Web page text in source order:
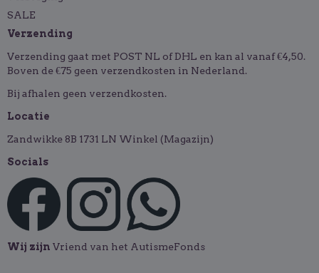
SALE
Verzending
Verzending gaat met POST NL of DHL en kan al vanaf €4,50.
Boven de €75 geen verzendkosten in Nederland.
Bij afhalen geen verzendkosten.
Locatie
Zandwikke 8B 1731 LN Winkel (Magazijn)
Socials
Wij zijn Vriend van het AutismeFonds